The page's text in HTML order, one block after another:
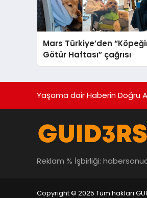
Mars Türkiye’den
Götür Haftası” çağrısı
Yaşama dair Haberin Doğru
Reklam % İşbirliği:
Copyright © 2025 Tüm hakları